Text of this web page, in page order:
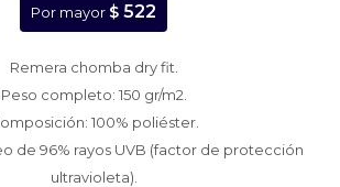
Por mayor $ 522
Remera chomba dry fit.
Peso completo: 150 gr/m2.
100% poliéster.
de 96% rayos UVB (factor de protección
ultravioleta).